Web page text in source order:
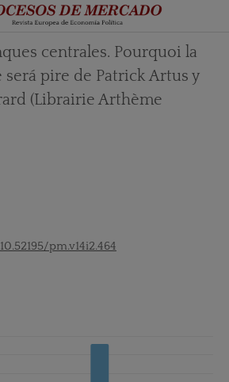
centrales. Pourquoi la
pire de Patrick Artus y
(Librairie Arthème
pm.v14i2.464